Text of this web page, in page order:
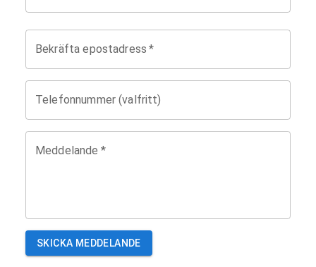
Bekräfta epostadress *
Telefonnummer (valfritt)
Meddelande *
SKICKA MEDDELANDE